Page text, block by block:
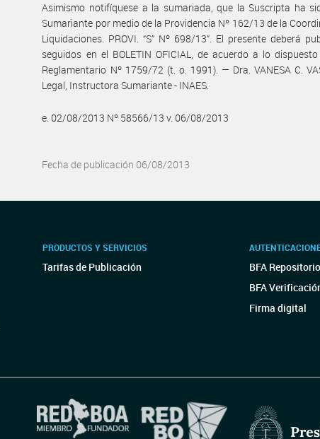
Asimismo notifíquese a la sumariada, que la Suscripta ha
Sumariante por medio de la Providencia Nº 162/13 de la
Liquidaciones. PROVI. “S” Nº 698/13”. El presente deberá
seguidos en el BOLETIN OFICIAL, de acuerdo a lo
Reglamentario Nº 1759/72 (t. o. 1991). — Dra. VANESA C.
Legal, Instructora Sumariante - INAES.
e. 02/08/2013 Nº 58566/13 v. 06/08/2013
Fecha de publicación 06/08/2013
PRODUCTOS Y SERVICIOS
Tarifas de Publicación
BFA
BFA
Firma digital